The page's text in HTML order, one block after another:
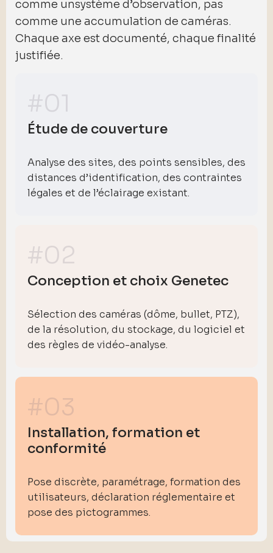
Étude de couverture
Analyse des sites, des points sensibles, des
distances d’identification, des contraintes
légales et de l’éclairage existant.
#01
Conception et choix Genetec
Sélection des caméras (dôme, bullet, PTZ),
de la résolution, du stockage, du logiciel et
des règles de vidéo-analyse.
#02
Installation, formation et
conformité
Pose discrète, paramétrage, formation des
utilisateurs, déclaration réglementaire et
pose des pictogrammes.
#03
comme unsystème d’observation, pas
comme une accumulation de caméras.
Chaque axe est documenté, chaque finalité
justifiée.